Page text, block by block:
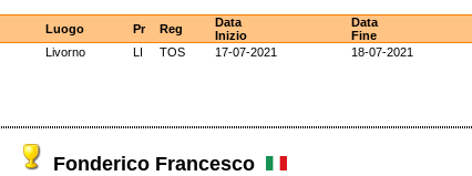
Luogo Pr Reg
Data
Inizio
Data
Fine
Livorno LI TOS 17-07-2021 18-07-2021
Fonderico Francesco